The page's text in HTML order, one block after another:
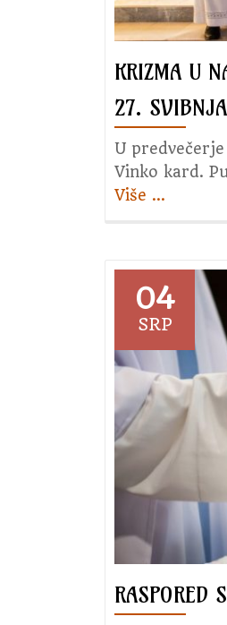
KRIZMA U
27.
U
Vinko kard.
Više about
župi
27.
svibnja
2023.
…
04
SRP
RASPORED